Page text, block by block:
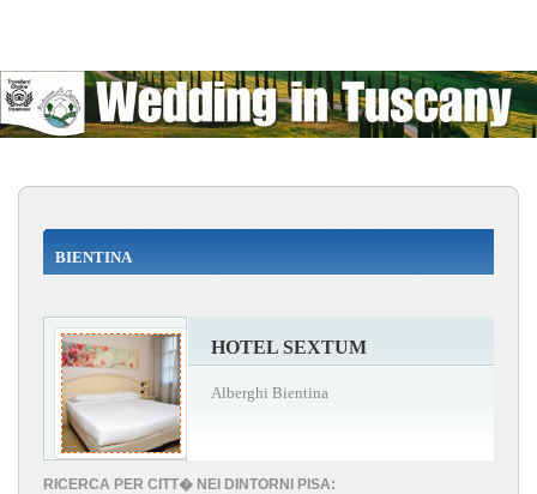
BIENTINA
HOTEL SEXTUM
Alberghi Bientina
RICERCA PER CITT� NEI DINTORNI PISA: